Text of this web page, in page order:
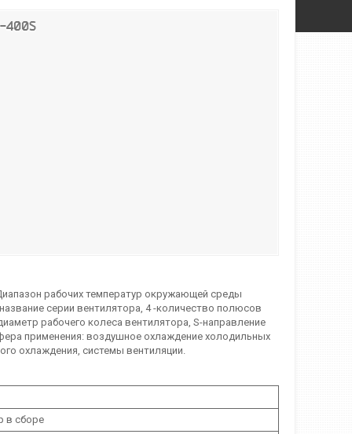
400S
рабочих температур окружающей среды
серии вентилятора, 4 -количество полюсов
рабочего колеса вентилятора, S-направление
применения: воздушное охлаждение холодильных
охлаждения, системы вентиляции.
в сборе